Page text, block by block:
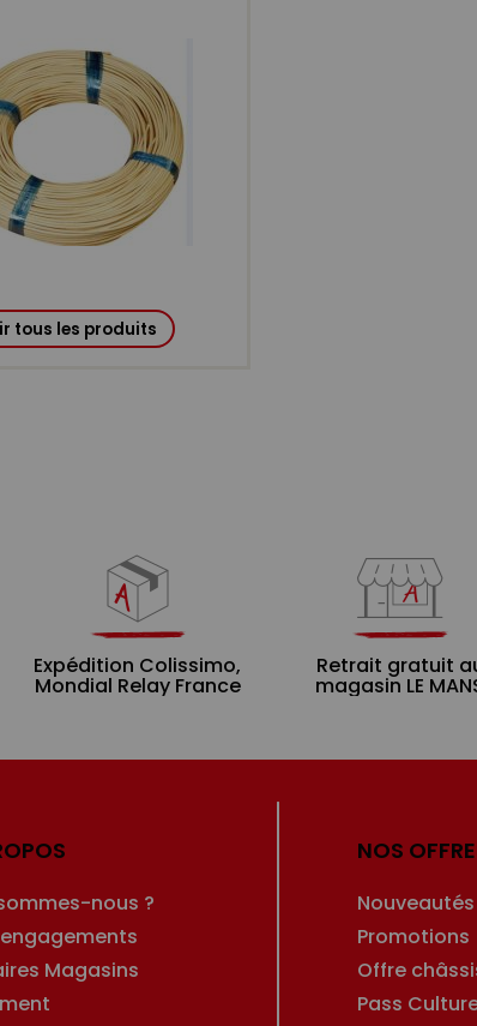
tous les produits
Expédition Colissimo,
Mondial Relay France
Retrait gratuit
magasin LE
nous ?
Magasins
NOS
Nouveautés
Promotions
Offre
Pass